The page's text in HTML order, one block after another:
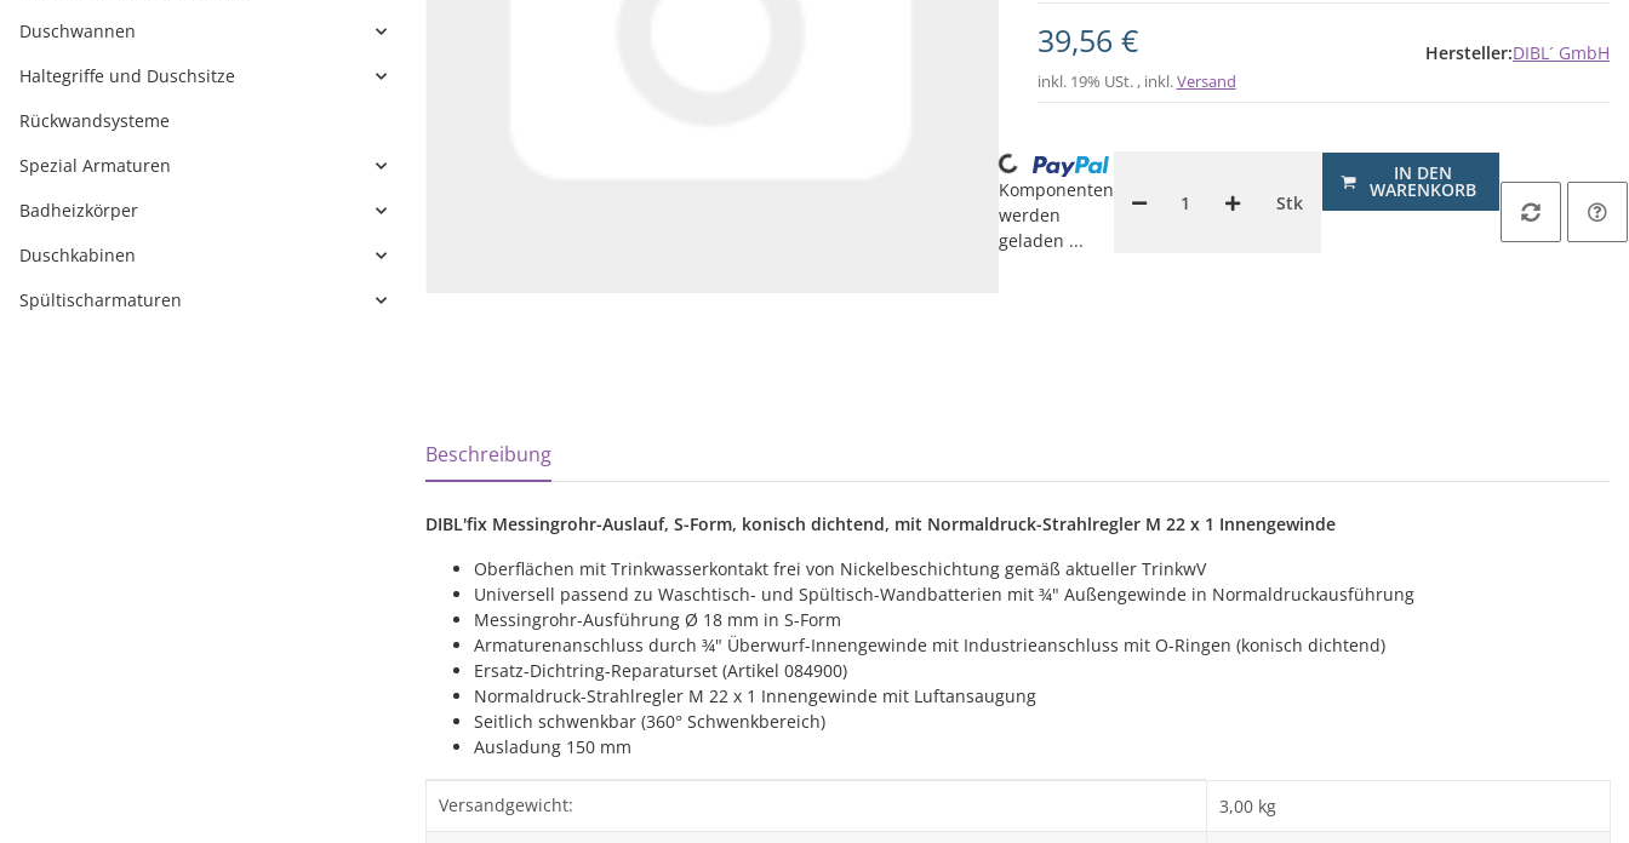
39,56 €
inkl. 19% USt. , inkl.Versand
Hersteller:DIBL´ GmbH
Stk
IN DEN
WARENKORB
Loading...
Komponenten
werden
geladen ...
weitere Registerkarten anzeigen
Beschreibung
DIBL'fix Messingrohr-Auslauf, S-Form, konisch dichtend, mit Normaldruck-Strahlregler M 22 x 1 Innengewinde
Oberflächen mit Trinkwasserkontakt frei von Nickelbeschichtung gemäß aktueller TrinkwV
Universell passend zu Waschtisch- und Spültisch-Wandbatterien mit ¾" Außengewinde in Normaldruckausführung
Messingrohr-Ausführung Ø 18 mm in S-Form
Armaturenanschluss durch ¾" Überwurf-Innengewinde mit Industrieanschluss mit O-Ringen (konisch dichtend)
Ersatz-Dichtring-Reparaturset (Artikel 084900)
Normaldruck-Strahlregler M 22 x 1 Innengewinde mit Luftansaugung
Seitlich schwenkbar (360° Schwenkbereich)
Ausladung 150 mm
Produkteigenschaft
Wert
Versandgewicht: 3,00 kg
Duschwannen
Haltegriffe und Duschsitze
Rückwandsysteme
Spezial Armaturen
Badheizkörper
Duschkabinen
Spültischarmaturen